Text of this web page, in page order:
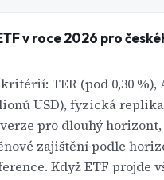
v roce 2026 pro
TER (pod 0,30 %),
USD), fyzická
pro dlouhý horizont,
zajištění podle
Když ETF projde